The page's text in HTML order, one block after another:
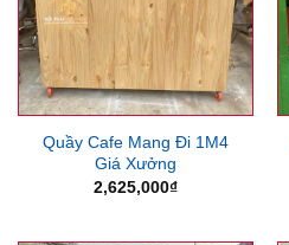
Quầy Cafe Mang Đi 1M4
Giá Xưởng
2,625,000₫